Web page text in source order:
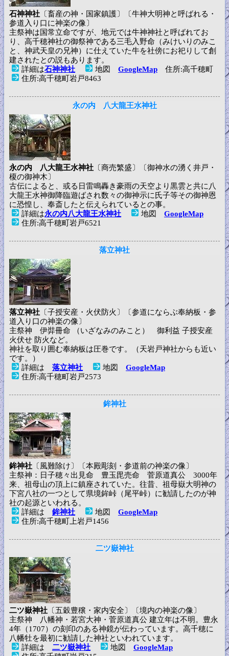
石神神社 〔畜産の神・国家鎮護〕〔牛神大明神と呼ばれる・
参道入り口に神楽の像〕
主祭神は国常立命ですが、地元では牛神神社と呼ばれてお
り、高千穂神社の御祭神である三毛入野命（みけいりのみこ
と、神武天皇の兄神）に仕えていた牛を社傍にお祀りして創
建されたとの説もあります。
詳細は石神神社 地図 GoogleMap 住所:高千穂町
住所:高千穂町岩戸8463
永の内 八大龍王水神社
永の内 八大龍王水神社 〔商売繁盛〕〔御神水の湧く井戸・
榎の御神木〕
古伝によると、或る日雷鳴轟き豪雨の天空より黒雲と共に八
大龍王水神御降臨遊ばされ数々の御神示に氏子等その御神恩
に恐惶し、奉斎したと伝えられているとの事。
詳細は永の内八大龍王水神社 地図 GoogleMap
住所:高千穂町岩戸6521
落立神社
落立神社 〔子授安産・火伏防火〕〔参道にならぶ奉納板・参
道入り口の神楽の像〕
主祭神 伊弉冊命 （いざなみのみこと） 御利益 子授安産
火伏せ 防火など。
神社を取り囲む奉納板は圧巻です。（天岩戸神社からも近い
です。）
詳細は 落立神社 地図 GoogleMap
住所:高千穂町岩戸2573
鉾神社
鉾神社 〔風難除け〕〔本殿彫刻・参道前の神楽の像〕
主祭神：日子穂々出見命 豊玉毘売命 菅原道真公 3000年
来、祖母山の頂上に鎮座されていた。往昔、祖母嶽大明神の
下宮八社の一つとして県境鉾峠（尾平峠）に勧請したのが神
社の起源といわれる。
詳細は 鉾神社 地図 GoogleMap
住所:高千穂町上岩戸1456
二ツ嶽神社
二ツ嶽神社 〔五穀豊穣・家内安全〕〔境内の神楽の像〕
主祭神 八幡神・若宮大神・菅原道真公 建立年は不明。豊永
4年（1707）の刻印のある神鏡が伝わっています。高千穂に
八幡牡を最初に勧請した神社といわれています。
詳細は 二ツ嶽神社 地図 GoogleMap